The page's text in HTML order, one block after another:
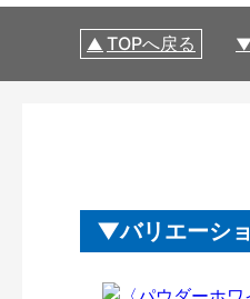
TOPへ戻る
バリエーシ